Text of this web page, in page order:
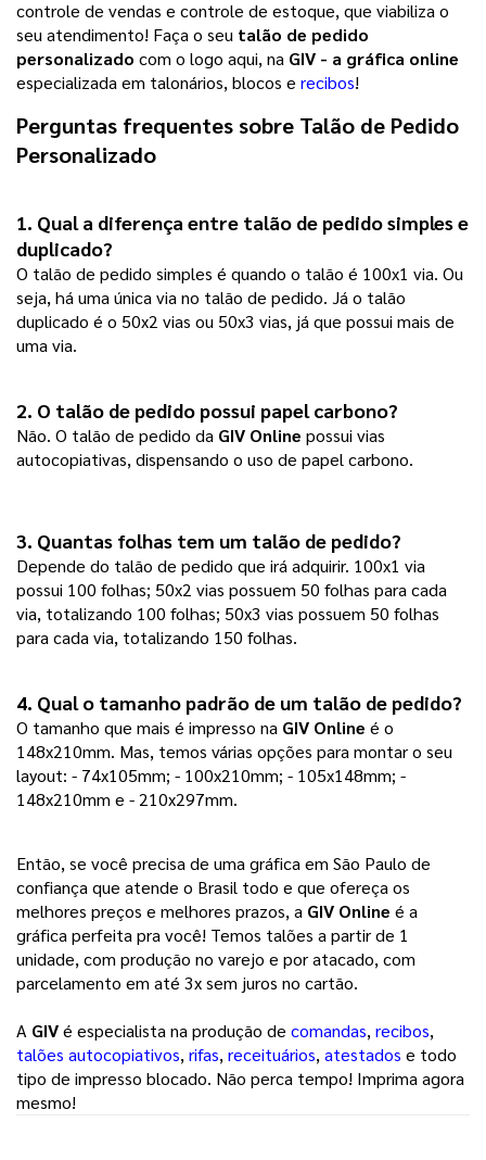
controle de vendas e controle de estoque, que viabiliza o
seu atendimento! Faça o seu talão de pedido
personalizado com o logo aqui, na GIV - a gráfica online
especializada em talonários, blocos e recibos!
Perguntas frequentes sobre Talão de Pedido
Personalizado
1. Qual a diferença entre talão de pedido simples e
duplicado?
O talão de pedido simples é quando o talão é 100x1 via. Ou
seja, há uma única via no talão de pedido. Já o talão
duplicado é o 50x2 vias ou 50x3 vias, já que possui mais de
uma via.
2. O talão de pedido possui papel carbono?
Não. O talão de pedido da GIV Online possui vias
autocopiativas, dispensando o uso de papel carbono.
3. Quantas folhas tem um talão de pedido?
Depende do talão de pedido que irá adquirir. 100x1 via
possui 100 folhas; 50x2 vias possuem 50 folhas para cada
via, totalizando 100 folhas; 50x3 vias possuem 50 folhas
para cada via, totalizando 150 folhas.
4. Qual o tamanho padrão de um talão de pedido?
O tamanho que mais é impresso na GIV Online é o
148x210mm. Mas, temos várias opções para montar o seu
layout: - 74x105mm; - 100x210mm; - 105x148mm; -
148x210mm e - 210x297mm.
Então, se você precisa de uma gráfica em São Paulo de
confiança que atende o Brasil todo e que ofereça os
melhores preços e melhores prazos, a GIV Online é a
gráfica perfeita pra você! Temos talões a partir de 1
unidade, com produção no varejo e por atacado, com
parcelamento em até 3x sem juros no cartão.
A GIVé especialista na produção de comandas, recibos,
talões autocopiativos, rifas, receituários, atestados e todo
tipo de impresso blocado. Não perca tempo! Imprima agora
mesmo!